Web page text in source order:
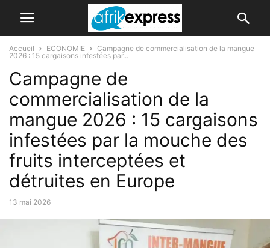
Accueil ECONOMIE
Campagne de commercialisation de la mangue
2026 : 15 cargaisons infestées par...
Campagne de
commercialisation de la
mangue 2026 : 15 cargaisons
infestées par la mouche des
fruits interceptées et
détruites en Europe
13 mai 2026